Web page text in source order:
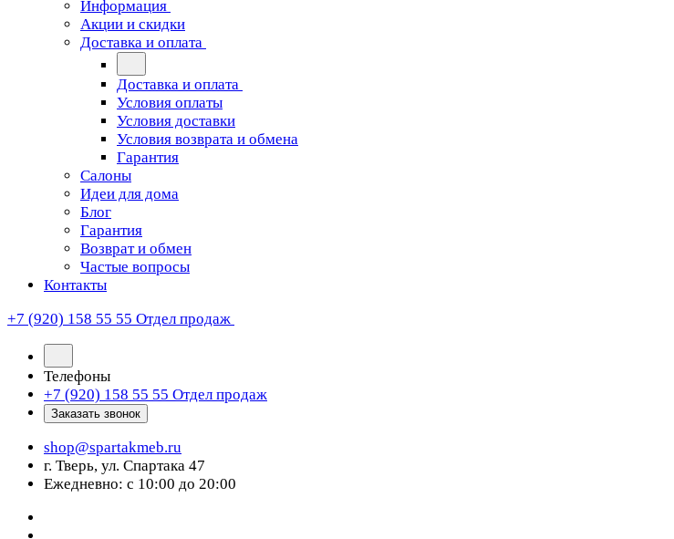
Информация
Акции и скидки
Доставка и оплата
Доставка и оплата
Условия оплаты
Условия доставки
Условия возврата и обмена
Гарантия
Салоны
Идеи для дома
Блог
Гарантия
Возврат и обмен
Частые вопросы
Контакты
+7 (920) 158 55 55 Отдел продаж
Телефоны
+7 (920) 158 55 55 Отдел продаж
Заказать звонок
shop@spartakmeb.ru
г. Тверь, ул. Спартака 47
Ежедневно: с 10:00 до 20:00